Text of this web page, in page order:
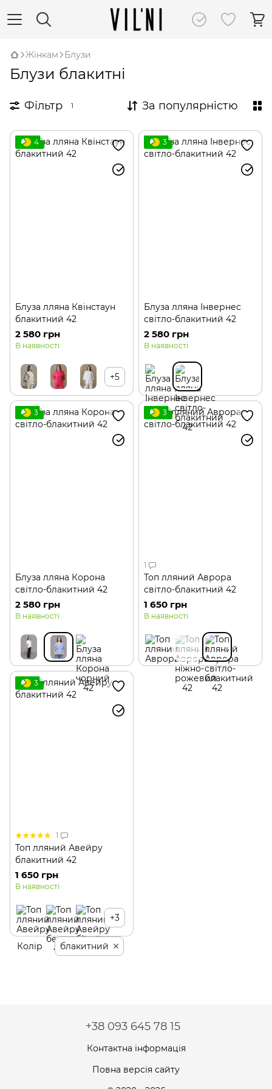
Жінкам Блузи
Блузи блакитні
Фільтр 1 За популярністю
4
Блуза лляна Квінстаун
блакитний 42
2 580 грн
В наявності
+5
3
Блуза лляна Інвернес
світло-блакитний 42
2 580 грн
В наявності
3
Блуза лляна Корона
світло-блакитний 42
2 580 грн
В наявності
3
1
Топ лляний Аврора
світло-блакитний 42
1 650 грн
В наявності
3
1
Топ лляний Авейру
блакитний 42
1 650 грн
В наявності
+3
Колір блакитний
+38 093 645 78 15
Контактна інформація
Повна версія сайту